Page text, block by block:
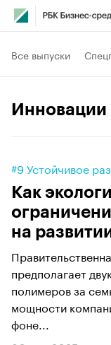
Все выпуски
Инновации
#9 Устойчивое
Как
на
предполагает
полимеров за
мощности
фоне...